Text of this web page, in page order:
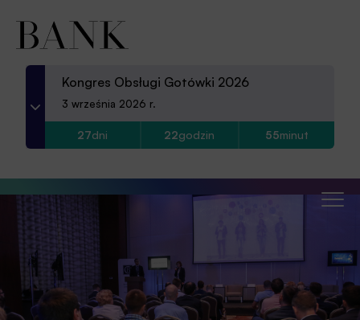
Kongres Obsługi Gotówki 2026
3 września 2026 r.
27dni 22godzin 55minut